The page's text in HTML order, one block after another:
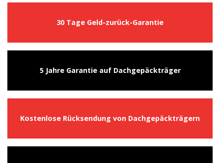
30 Tage Geld-zurück-Garantie
5 Jahre Garantie auf Dachgepäckträger
Kostenlose Rücksendung von Dachgepäckträgern